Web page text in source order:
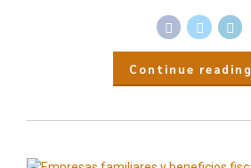
Continue reading